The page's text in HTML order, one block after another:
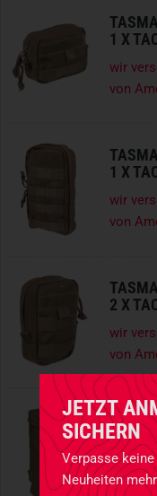
JETZT
SICHERN
Verpasse
Neuheiten
1 X
wir
von
1 X
wir
von
2 X
wir
von
1 X
wir
von